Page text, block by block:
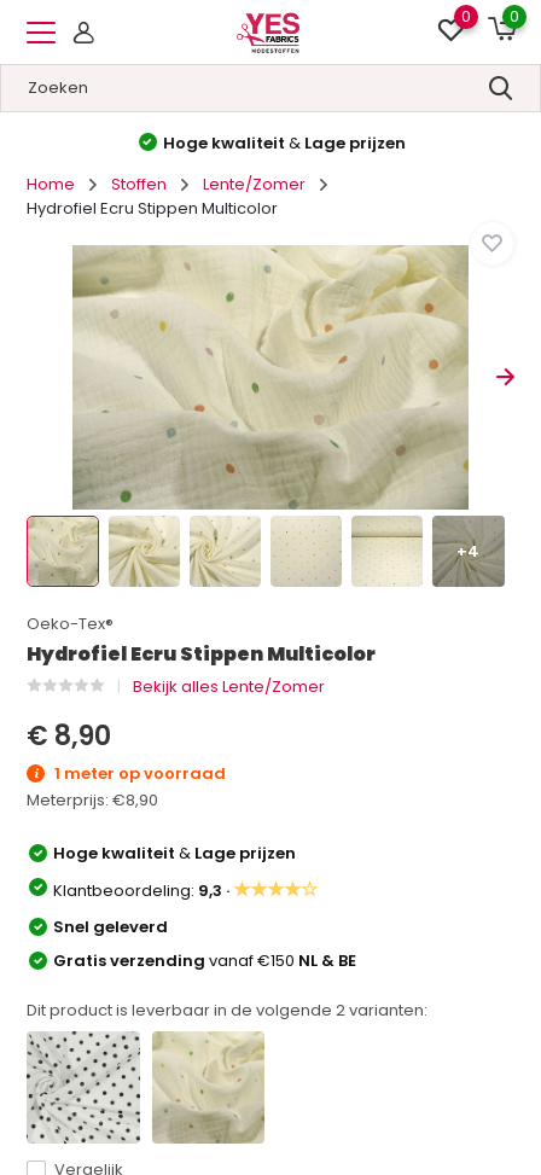
0 0
Hoge kwaliteit & Lage prijzen
Home
Stoffen
Lente/Zomer
Hydrofiel Ecru Stippen Multicolor
+4
Oeko-Tex®
Hydrofiel Ecru Stippen Multicolor
Bekijk alles Lente/Zomer
€ 8,90
1 meter op voorraad
Meterprijs:€8,90
Hoge kwaliteit& Lage prijzen
Klantbeoordeling: 9,3 ·★★★★☆
Snel geleverd
Gratis verzendingvanaf €150 NL & BE
Dit product is leverbaar in de volgende2varianten:
Vergelijk